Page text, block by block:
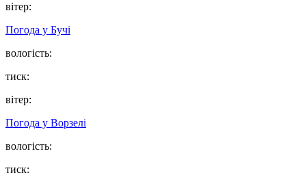
вітер:
Погода у Бучі
вологість:
тиск:
вітер:
Погода у Ворзелі
вологість:
тиск: